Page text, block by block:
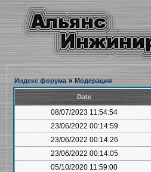
Индекс форума » Модерация
Date
08/07/2023 11:54:54
23/06/2022 00:14:59
23/06/2022 00:14:26
23/06/2022 00:14:05
05/10/2020 11:59:00